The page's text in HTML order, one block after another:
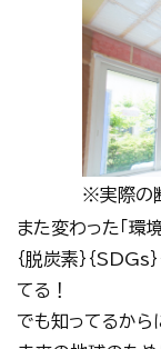
※実際の
また変わった「環境
｛脱炭素｝｛SDGs
てる！
でも知ってるから